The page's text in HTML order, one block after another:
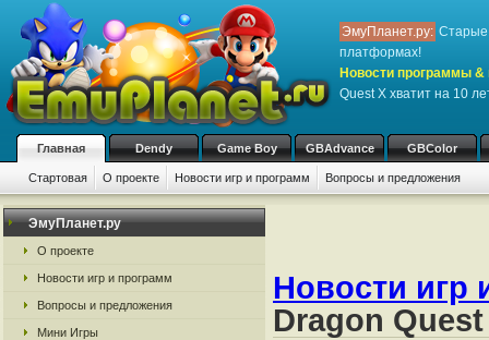
ЭмуПланет.ру: Старые
платформах!
Новости программы &
Quest X хватит на 10
Главная Dendy Game Boy GBAdvance GBColor
Стартовая О проекте Новости игр и программ Вопросы и предложения
ЭмуПланет.ру
О проекте
Новости игр и программ
Вопросы и предложения
Мини Игры
Новости игр
Dragon Quest